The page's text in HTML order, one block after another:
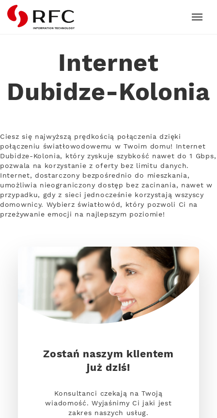
RFC
Internet
Dubidze-Kolonia
Ciesz się najwyższą prędkością połączenia dzięki
połączeniu światłowodowemu w Twoim domu! Internet
Dubidze-Kolonia, który zyskuje szybkość nawet do 1 Gbps,
pozwala na korzystanie z oferty bez limitu danych.
Internet, dostarczony bezpośrednio do mieszkania,
umożliwia nieograniczony dostęp bez zacinania, nawet w
przypadku, gdy z sieci jednocześnie korzystają wszyscy
domownicy. Wybierz światłowód, który pozwoli Ci na
przeżywanie emocji na najlepszym poziomie!
Zostań naszym klientem
już dziś!
Konsultanci czekają na Twoją
wiadomość. Wyjaśnimy Ci jaki jest
zakres naszych usług.